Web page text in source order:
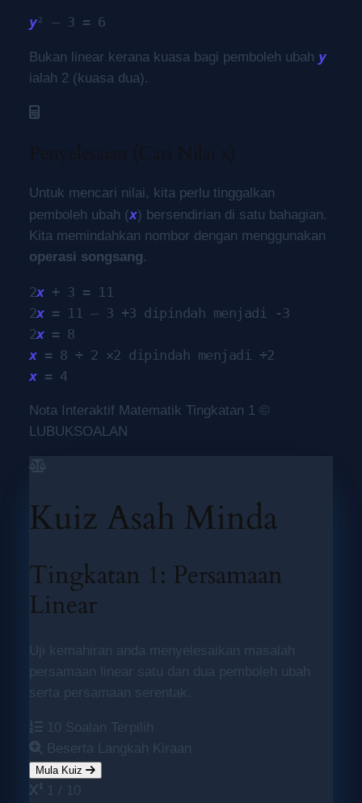
y² – 3 = 6
Bukan linear kerana kuasa bagi pemboleh ubah y
ialah 2 (kuasa dua).
Penyelesaian (Cari Nilai x)
Untuk mencari nilai, kita perlu tinggalkan
pemboleh ubah (x) bersendirian di satu bahagian.
Kita memindahkan nombor dengan menggunakan
operasi songsang.
2x+ 3 = 11
2x = 11 – 3 +3 dipindah menjadi -3
2x = 8
x = 8 ÷ 2 ×2 dipindah menjadi ÷2
x = 4
Nota Interaktif Matematik Tingkatan 1 ©
LUBUKSOALAN
Kuiz Asah Minda
Tingkatan 1: Persamaan
Linear
Uji kemahiran anda menyelesaikan masalah
persamaan linear satu dan dua pemboleh ubah
serta persamaan serentak.
10 Soalan Terpilih
Beserta Langkah Kiraan
Mula Kuiz
1 / 10